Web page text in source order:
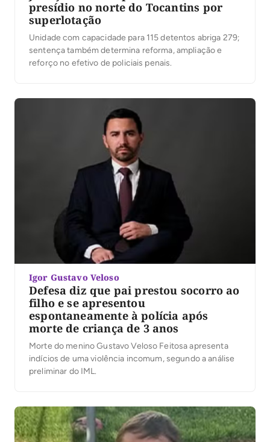
presídio no norte do Tocantins por
superlotação
Unidade com capacidade para 115 detentos abriga 279;
sentença também determina reforma, ampliação e
reforço no efetivo de policiais penais.
Igor Gustavo Veloso
Defesa diz que pai prestou socorro ao
filho e se apresentou
espontaneamente à polícia após
morte de criança de 3 anos
Morte do menino Gustavo Veloso Feitosa apresenta
indícios de uma violência incomum, segundo a análise
preliminar do IML.